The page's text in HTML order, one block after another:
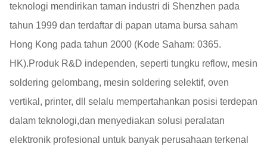
teknologi mendirikan taman industri di Shenzhen pada
tahun 1999 dan terdaftar di papan utama bursa saham
Hong Kong pada tahun 2000 (Kode Saham: 0365.
HK).Produk R&D independen, seperti tungku reflow, mesin
soldering gelombang, mesin soldering selektif, oven
vertikal, printer, dll selalu mempertahankan posisi terdepan
dalam teknologi,dan menyediakan solusi peralatan
elektronik profesional untuk banyak perusahaan terkenal